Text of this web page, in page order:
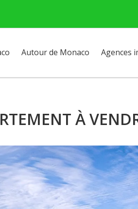
Autour de Monaco Agences
À